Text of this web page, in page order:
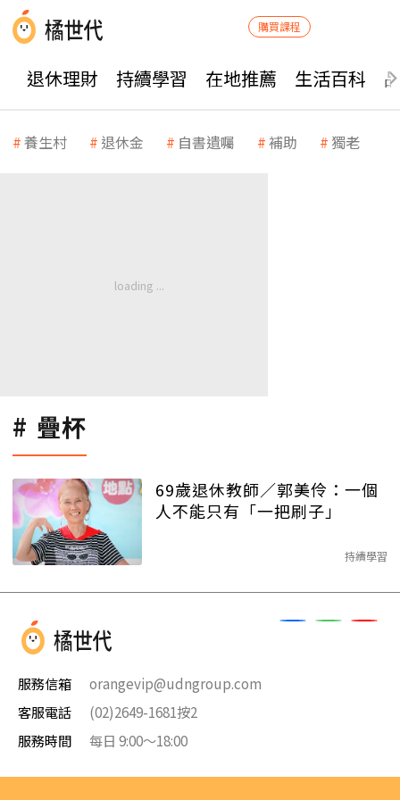
購買課程
退休理財 持續學習 在地推薦 生活百科
養生村 退休金 自書遺囑 補助 獨老
疊杯
69歲退休教師／郭美伶：一個
人不能只有「一把刷子」
持續學習
服務信箱
orangevip@udngroup.com
客服電話
(02)2649-1681按2
服務時間
每日 9:00～18:00